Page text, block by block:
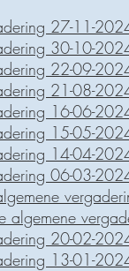
27-11-
30-10-
22-09-
21-08-
16-06-
15-05-
14-04-
06-03-
algemene
20-02-
13-01-